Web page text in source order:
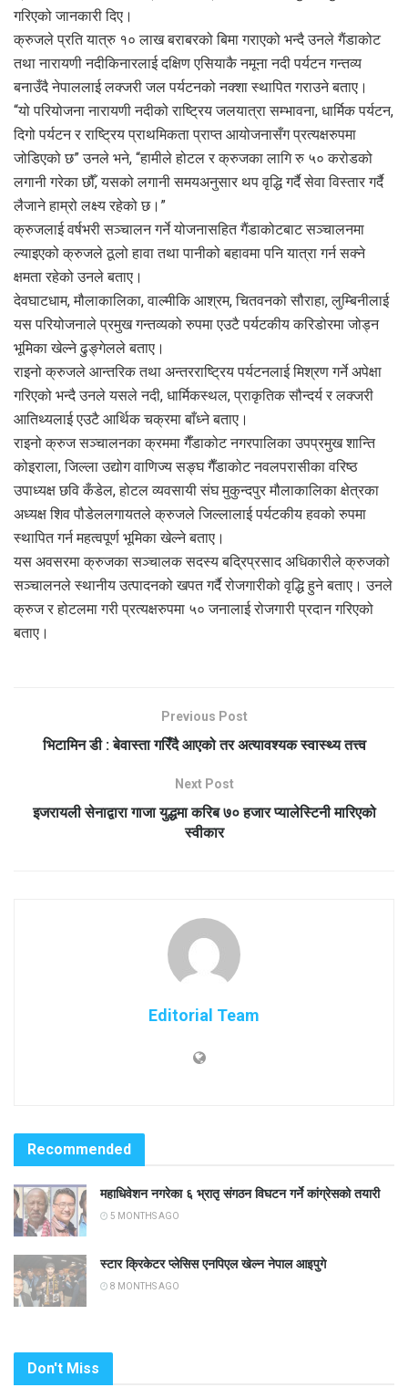
गरिएको जानकारी दिए।
क्रुजले प्रति यात्रु १० लाख बराबरको बिमा गराएको भन्दै उनले गैंडाकोट
तथा नारायणी नदीकिनारलाई दक्षिण एसियाकै नमूना नदी पर्यटन गन्तव्य
बनाउँदै नेपाललाई लक्जरी जल पर्यटनको नक्शा स्थापित गराउने बताए।
“यो परियोजना नारायणी नदीको राष्ट्रिय जलयात्रा सम्भावना, धार्मिक पर्यटन,
दिगो पर्यटन र राष्ट्रिय प्राथमिकता प्राप्त आयोजनासँग प्रत्यक्षरुपमा
जोडिएको छ” उनले भने, “हामीले होटल र क्रुजका लागि रु ५० करोडको
लगानी गरेका छौँ, यसको लगानी समयअनुसार थप वृद्धि गर्दै सेवा विस्तार गर्दै
लैजाने हाम्रो लक्ष्य रहेको छ।”
क्रुजलाई वर्षभरी सञ्चालन गर्ने योजनासहित गैंडाकोटबाट सञ्चालनमा
ल्याइएको क्रुजले ठूलो हावा तथा पानीको बहावमा पनि यात्रा गर्न सक्ने
क्षमता रहेको उनले बताए।
देवघाटधाम, मौलाकालिका, वाल्मीकि आश्रम, चितवनको सौराहा, लुम्बिनीलाई
यस परियोजनाले प्रमुख गन्तव्यको रुपमा एउटै पर्यटकीय करिडोरमा जोड्न
भूमिका खेल्ने ढुङ्गेलले बताए।
राइनो क्रुजले आन्तरिक तथा अन्तरराष्ट्रिय पर्यटनलाई मिश्रण गर्ने अपेक्षा
गरिएको भन्दै उनले यसले नदी, धार्मिकस्थल, प्राकृतिक सौन्दर्य र लक्जरी
आतिथ्यलाई एउटै आर्थिक चक्रमा बाँध्ने बताए।
राइनो क्रुज सञ्चालनका क्रममा गैँडाकोट नगरपालिका उपप्रमुख शान्ति
कोइराला, जिल्ला उद्योग वाणिज्य सङ्घ गैँडाकोट नवलपरासीका वरिष्ठ
उपाध्यक्ष छवि कँडेल, होटल व्यवसायी संघ मुकुन्दपुर मौलाकालिका क्षेत्रका
अध्यक्ष शिव पौडेललगायतले क्रुजले जिल्लालाई पर्यटकीय हवको रुपमा
स्थापित गर्न महत्वपूर्ण भूमिका खेल्ने बताए।
यस अवसरमा क्रुजका सञ्चालक सदस्य बद्रिप्रसाद अधिकारीले क्रुजको
सञ्चालनले स्थानीय उत्पादनको खपत गर्दै रोजगारीको वृद्धि हुने बताए। उनले
क्रुज र होटलमा गरी प्रत्यक्षरुपमा ५० जनालाई रोजगारी प्रदान गरिएको
बताए।
Previous Post
भिटामिन डी : बेवास्ता गरिँदै आएको तर अत्यावश्यक स्वास्थ्य तत्त्व
Next Post
इजरायली सेनाद्वारा गाजा युद्धमा करिब ७० हजार प्यालेस्टिनी मारिएको
स्वीकार
Editorial Team
Recommended
महाधिवेशन नगरेका ६ भ्रातृ संगठन विघटन गर्ने कांग्रेसको तयारी
5 MONTHS AGO
स्टार क्रिकेटर प्लेसिस एनपिएल खेल्न नेपाल आइपुगे
8 MONTHS AGO
Don't Miss